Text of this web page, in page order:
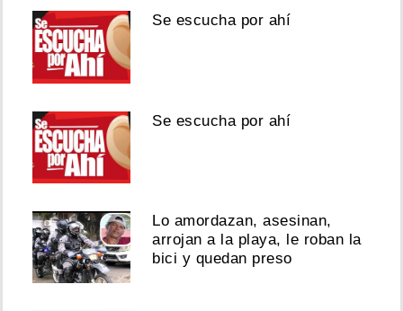
Se escucha por ahí
Se escucha por ahí
Lo amordazan, asesinan,
arrojan a la playa, le roban la
bici y quedan preso